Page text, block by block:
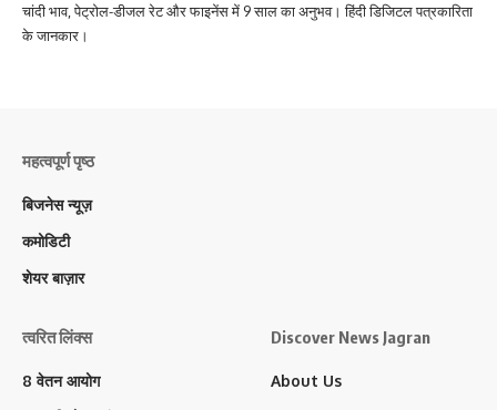
चांदी भाव, पेट्रोल-डीजल रेट और फाइनेंस में 9 साल का अनुभव। हिंदी डिजिटल पत्रकारिता
के जानकार।
महत्वपूर्ण पृष्ठ
बिजनेस न्यूज़
कमोडिटी
शेयर बाज़ार
त्वरित लिंक्स
8 वेतन आयोग
Discover News Jagran
About Us